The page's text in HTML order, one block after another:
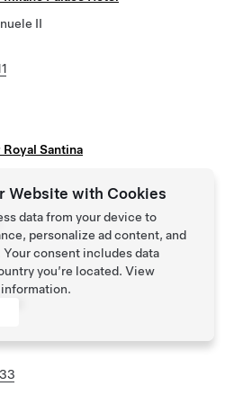
II
Santina
Website with Cookies
data from your device to
personalize ad content, and
consent includes data
you’re located. View